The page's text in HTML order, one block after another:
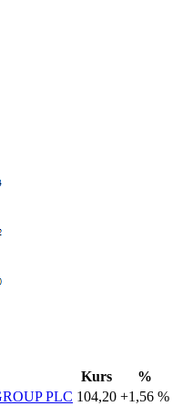
Kurs
%
PLC 104,20 +1,56 %